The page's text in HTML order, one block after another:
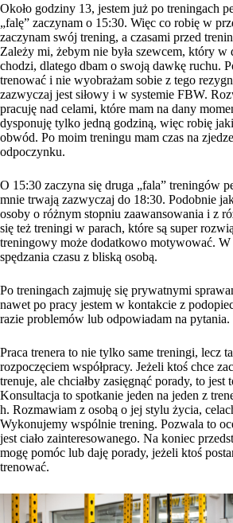
Około godziny 13, jestem już po treningach
„falę” zaczynam o 15:30. Więc co robię w
zaczynam swój trening, a czasami przed
Zależy mi, żebym nie była szewcem, który w
chodzi, dlatego dbam o swoją dawkę ruchu.
trenować i nie wyobrażam sobie z tego
zazwyczaj jest siłowy i w systemie FBW.
pracuję nad celami, które mam na dany
dysponuję tylko jedną godziną, więc robię
obwód. Po moim treningu mam czas na
odpoczynku.
O 15:30 zaczyna się druga „fala” treningów
mnie trwają zazwyczaj do 18:30. Podobnie
osoby o różnym stopniu zaawansowania i z
się też treningi w parach, które są super
treningowy może dodatkowo motywować. W
spędzania czasu z bliską osobą.
Po treningach zajmuję się prywatnymi
nawet po pracy jestem w kontakcie z
razie problemów lub odpowiadam na pytania.
Praca trenera to nie tylko same treningi, lecz
rozpoczęciem współpracy. Jeżeli ktoś chce
trenuje, ale chciałby zasięgnąć porady, to jest
Konsultacja to spotkanie jeden na jeden z
h. Rozmawiam z osobą o jej stylu życia,
Wykonujemy wspólnie trening. Pozwala to
jest ciało zainteresowanego. Na koniec
mogę pomóc lub daję porady, jeżeli ktoś
trenować.